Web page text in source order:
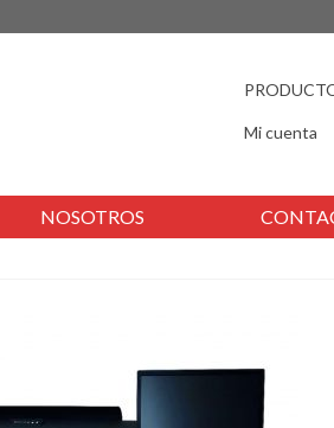
Mi cuenta
NOSOTROS